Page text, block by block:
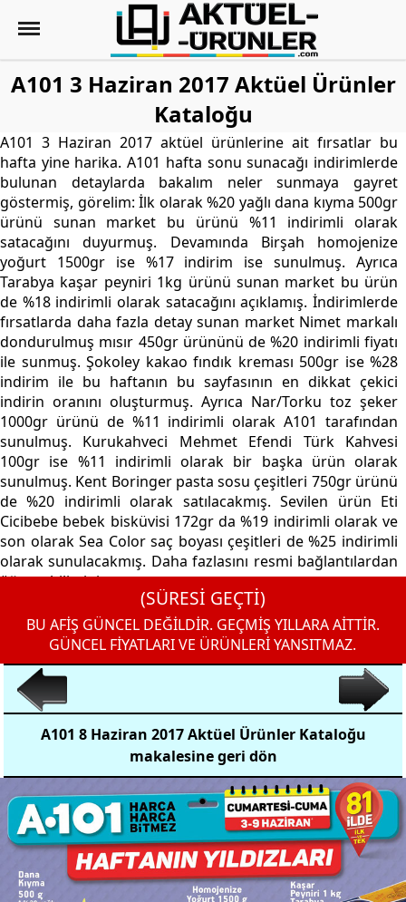
A101 3 Haziran 2017 Aktüel Ürünler
Kataloğu
A101 3 Haziran 2017 aktüel ürünlerine ait fırsatlar bu
hafta yine harika. A101 hafta sonu sunacağı indirimlerde
bulunan detaylarda bakalım neler sunmaya gayret
göstermiş, görelim: İlk olarak %20 yağlı dana kıyma 500gr
ürünü sunan market bu ürünü %11 indirimli olarak
satacağını duyurmuş. Devamında Birşah homojenize
yoğurt 1500gr ise %17 indirim ise sunulmuş. Ayrıca
Tarabya kaşar peyniri 1kg ürünü sunan market bu ürün
de %18 indirimli olarak satacağını açıklamış. İndirimlerde
fırsatlarda daha fazla detay sunan market Nimet markalı
dondurulmuş mısır 450gr ürününü de %20 indirimli fiyatı
ile sunmuş. Şokoley kakao fındık kreması 500gr ise %28
indirim ile bu haftanın bu sayfasının en dikkat çekici
indirin oranını oluşturmuş. Ayrıca Nar/Torku toz şeker
1000gr ürünü de %11 indirimli olarak A101 tarafından
sunulmuş. Kurukahveci Mehmet Efendi Türk Kahvesi
100gr ise %11 indirimli olarak bir başka ürün olarak
sunulmuş. Kent Boringer pasta sosu çeşitleri 750gr ürünü
de %20 indirimli olarak satılacakmış. Sevilen ürün Eti
Cicibebe bebek bisküvisi 172gr da %19 indirimli olarak ve
son olarak Sea Color saç boyası çeşitleri de %25 indirimli
olarak sunulacakmış. Daha fazlasını resmi bağlantılardan
öğrenebilirsiniz.
(SÜRESİ GEÇTİ)
BU AFİŞ GÜNCEL DEĞİLDİR. GEÇMİŞ YILLARA AİTTİR.
GÜNCEL FİYATLARI VE ÜRÜNLERİ YANSITMAZ.
A101 8 Haziran 2017 Aktüel Ürünler Kataloğu
makalesine geri dön